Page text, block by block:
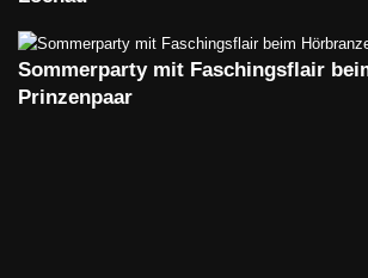
Sommerparty mit Faschingsflair
Prinzenpaar